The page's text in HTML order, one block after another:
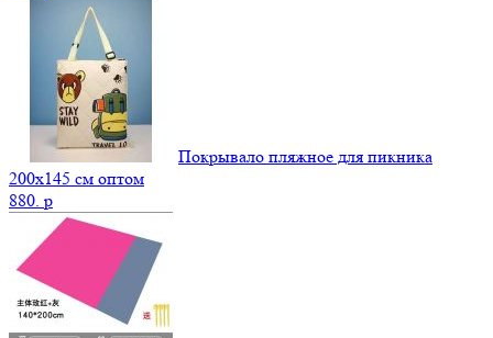
Покрывало пляжное для пикника
200х145 см оптом
880. p